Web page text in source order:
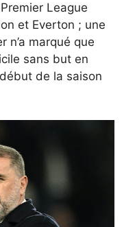
League
et Everton ; une
n’a marqué que
sans but en
de la saison